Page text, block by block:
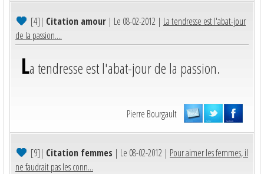
[4]| Citation amour | Le 08-02-2012 | La tendresse est l'abat-jour
de la passion....
La tendresse est l'abat-jour de la passion.
Pierre Bourgault
[9]| Citation femmes | Le 08-02-2012 | Pour aimer les femmes, il
ne faudrait pas les conn...